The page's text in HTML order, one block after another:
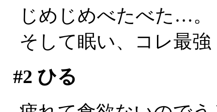
じめじめべたべた…。
そして眠い、コレ最強
#2 ひる